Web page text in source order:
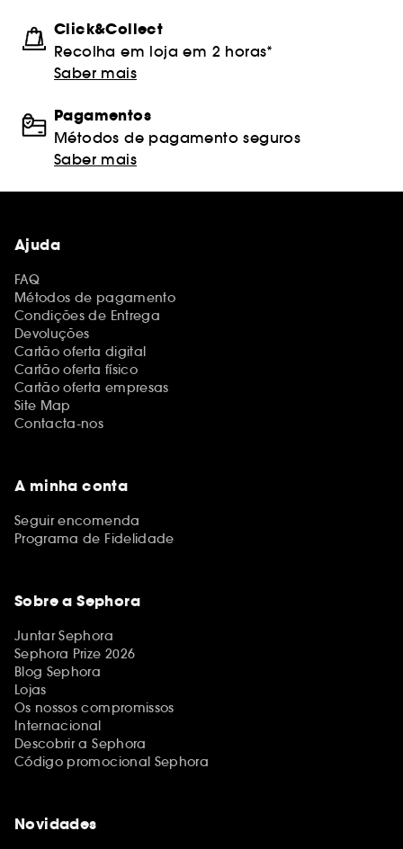
Click&Collect
Recolha em loja em 2 horas*
Saber mais
Pagamentos
Métodos de pagamento seguros
Saber mais
Ajuda
FAQ
Métodos de pagamento
Condições de Entrega
Devoluções
Cartão oferta digital
Cartão oferta físico
Cartão oferta empresas
Site Map
Contacta-nos
A minha conta
Seguir encomenda
Programa de Fidelidade
Sobre a Sephora
Juntar Sephora
Sephora Prize 2026
Blog Sephora
Lojas
Os nossos compromissos
Internacional
Descobrir a Sephora
Código promocional Sephora
Novidades